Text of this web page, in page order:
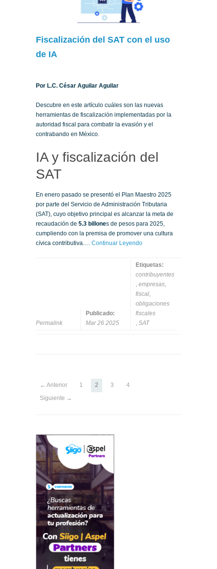
Fiscalización del SAT con el uso
de IA
Por L.C. César Aguilar Aguilar
Descubre en este artículo cuáles son las nuevas
herramientas de fiscalización implementadas por la
autoridad fiscal para combatir la evasión y el
contrabando en México.
IA y fiscalización del
SAT
En enero pasado se presentó el Plan Maestro 2025
por parte del Servicio de Administración Tributaria
(SAT), cuyo objetivo principal es alcanzar la meta de
recaudación de 5.3 billones de pesos para 2025,
cumpliendo con la premisa de promover una cultura
cívica contributiva.… Continuar Leyendo
Permalink
Publicado:
Mar 26 2025
Etiquetas:
contribuyentes
, empresas,
fiscal,
obligaciones
fiscales
, SAT
← Anterior 1 2 3
4
Siguiente →